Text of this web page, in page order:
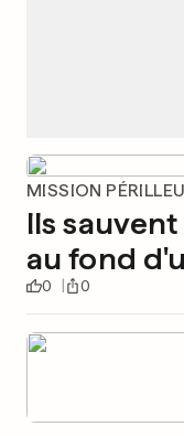
MISSION
Ils
au fond
0 0